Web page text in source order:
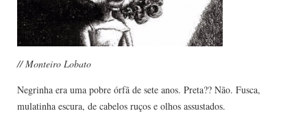
// Monteiro Lobato
Negrinha era uma pobre órfã de sete anos. Preta?? Não. Fusca,
mulatinha escura, de cabelos ruços e olhos assustados.